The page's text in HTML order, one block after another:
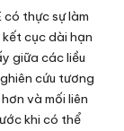
thực sự làm
cục dài hạn
giữa các liều
cứu tương
và mối liên
khi có thể